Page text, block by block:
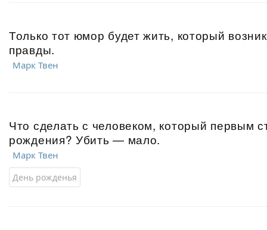
Только тот юмор будет жить, который
правды.
Марк Твен
Что сделать с человеком, который первым
рождения? Убить — мало.
Марк Твен
День рожденья